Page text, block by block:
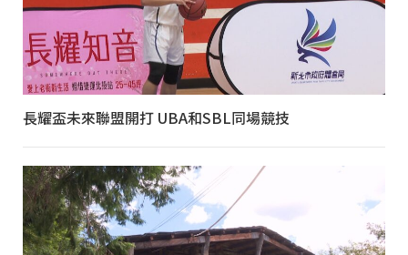
長耀盃未來聯盟開打 UBA和SBL同場競技